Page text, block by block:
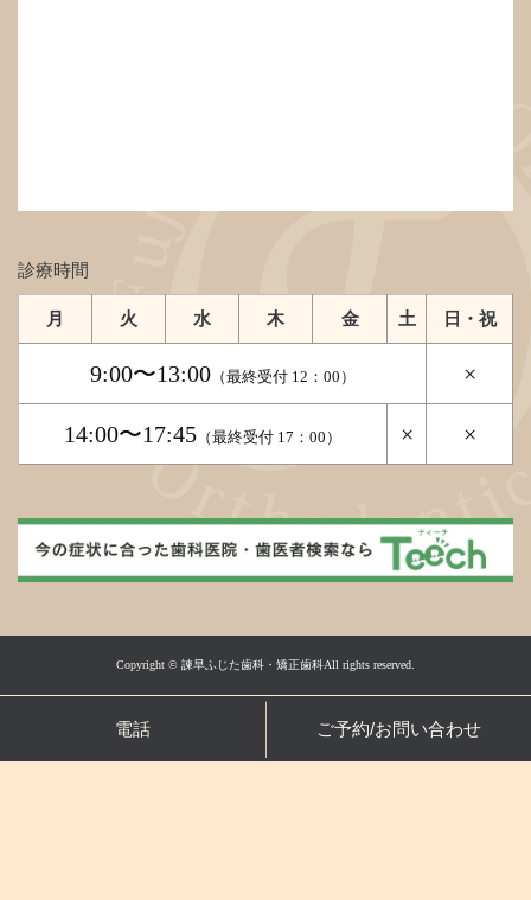
診療時間
月 火 水 木 金 土 日・祝
9:00〜13:00（最終受付 12：00） ×
14:00〜17:45 （最終受付 17：00） × ×
Copyright © 諫早ふじた歯科・矯正歯科All rights reserved.
電話 ご予約/お問い合わせ